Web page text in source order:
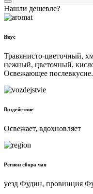
Нашли дешевле?
Вкус
Травянисто-цветочный,
нежный, цветочный,
Освежающее послевкусие.
Воздействие
Освежает, вдохновляет
Регион сбора чая
уезд Фудин, провинция